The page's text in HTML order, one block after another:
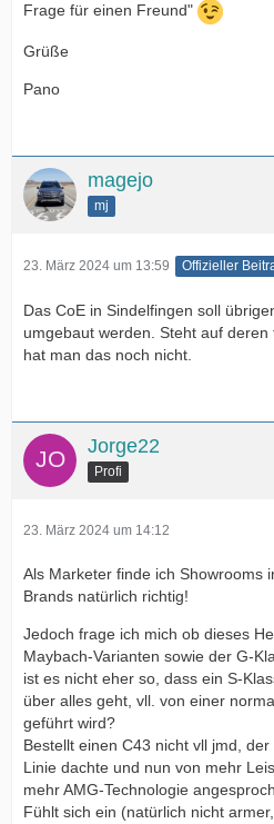
Frage für einen Freund"
Grüße
Pano
magejo
mj
23. März 2024 um 13:59 Offizieller
Das CoE in Sindelfingen soll
umgebaut werden. Steht auf
hat man das noch nicht.
Jorge22
Profi
23. März 2024 um 14:12
Als Marketer finde ich Showrooms
Brands natürlich richtig!
Jedoch frage ich mich ob dieses
Maybach-Varianten sowie der G-
ist es nicht eher so, dass ein S-
über alles geht, vll. von einer
geführt wird?
Bestellt einen C43 nicht vll jmd,
Linie dachte und nun von mehr
mehr AMG-Technologie
Fühlt sich ein (natürlich nicht